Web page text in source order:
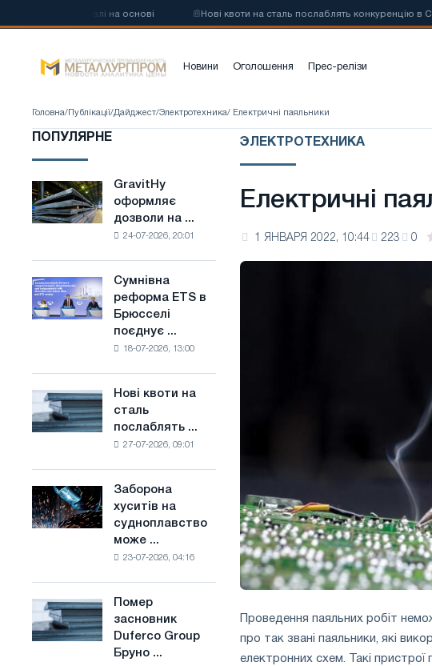
сталі на основі Нові квоти на сталь послаблять конкуренцію в
Новини Оголошення Прес-релізи
Головна/ Публікації/Дайджест/Электротехника/ Електричні паяльники
ПОПУЛЯРНЕ
GravitHy
оформляє
дозволи
з
виробництва
низьковуглецевої
основі
водню
Франції
GravitHy
оформляє
дозволи на ...
24-07-2026, 20:01
Сумнівна
реформа
ETS
обмеження
з
боротьбі
зі
зміною
клімату
Сумнівна
реформа ETS в
Брюсселі
поєднує ...
18-07-2026, 13:00
Нові
квоти
на
в
Сполученому
Нові квоти на
сталь
послаблять ...
27-07-2026, 09:01
Заборона
хуситів
на
судноплавство
Саудівської
сталі
Заборона
хуситів на
судноплавство
може ...
23-07-2026, 04:16
Помер
засновник
Duferco
Помер
засновник
Duferco Group
Бруно ...
ЭЛЕКТРОТЕХНИКА
Електричні
1 ЯНВАРЯ 2022, 10:44 223 0
Проведення паяльних робіт
про так звані паяльники, які
електронних схем. Такі пристрої